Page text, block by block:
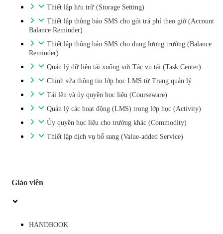
Thiết lập lưu trữ (Storage Setting)
Thiết lập thông báo SMS cho gói trả phí theo giờ (Account
Balance Reminder)
Thiết lập thông báo SMS cho dung lượng trường (Balance
Reminder)
Quản lý dữ liệu tải xuống với Tác vụ tải (Task Center)
Chỉnh sửa thông tin lớp học LMS từ Trang quản lý
Tải lên và ủy quyền học liệu (Courseware)
Quản lý các hoạt động (LMS) trong lớp học (Activity)
Ủy quyền học liệu cho trường khác (Commodity)
Thiết lập dịch vụ bổ sung (Value-added Service)
Giáo viên
HANDBOOK